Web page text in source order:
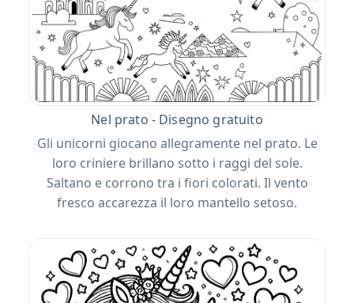
Nel prato - Disegno gratuito
Gli unicorni giocano allegramente nel prato. Le
loro criniere brillano sotto i raggi del sole.
Saltano e corrono tra i fiori colorati. Il vento
fresco accarezza il loro mantello setoso.